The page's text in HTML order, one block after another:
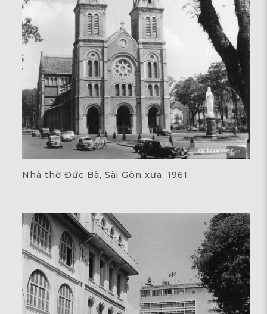
Nhà thờ Đức Bà, Sài Gòn xưa, 1961